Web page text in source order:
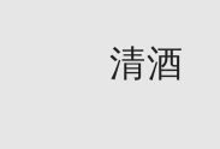
清酒